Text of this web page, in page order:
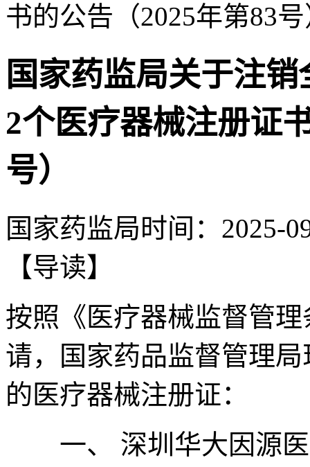
书的公告（2025年第83
国家药监局关于注
2个医疗器械注册证
号）
国家药监局 时间： 2025-
【导读】
按照《医疗器械监督管
请，国家药品监督管理
的医疗器械注册证：
一、 深圳华大因源医